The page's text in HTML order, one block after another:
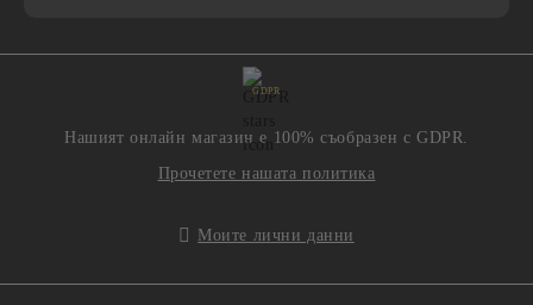
GDPR
Нашият онлайн магазин е 100% съобразен с GDPR.
Прочетете нашата политика
Моите лични данни